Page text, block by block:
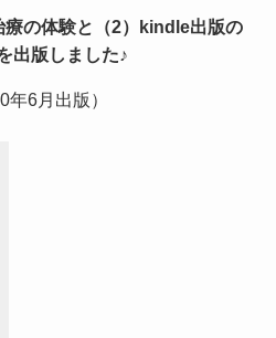
の体験と（2）kindle出版の
出版しました♪
年6月出版）